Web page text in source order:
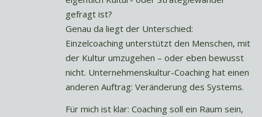
gefragt ist?
Genau da liegt der Unterschied:
Einzelcoaching unterstützt den Menschen, mit
der Kultur umzugehen – oder eben bewusst
nicht. Unternehmenskultur-Coaching hat einen
anderen Auftrag: Veränderung des Systems.
Für mich ist klar: Coaching soll ein Raum sein,